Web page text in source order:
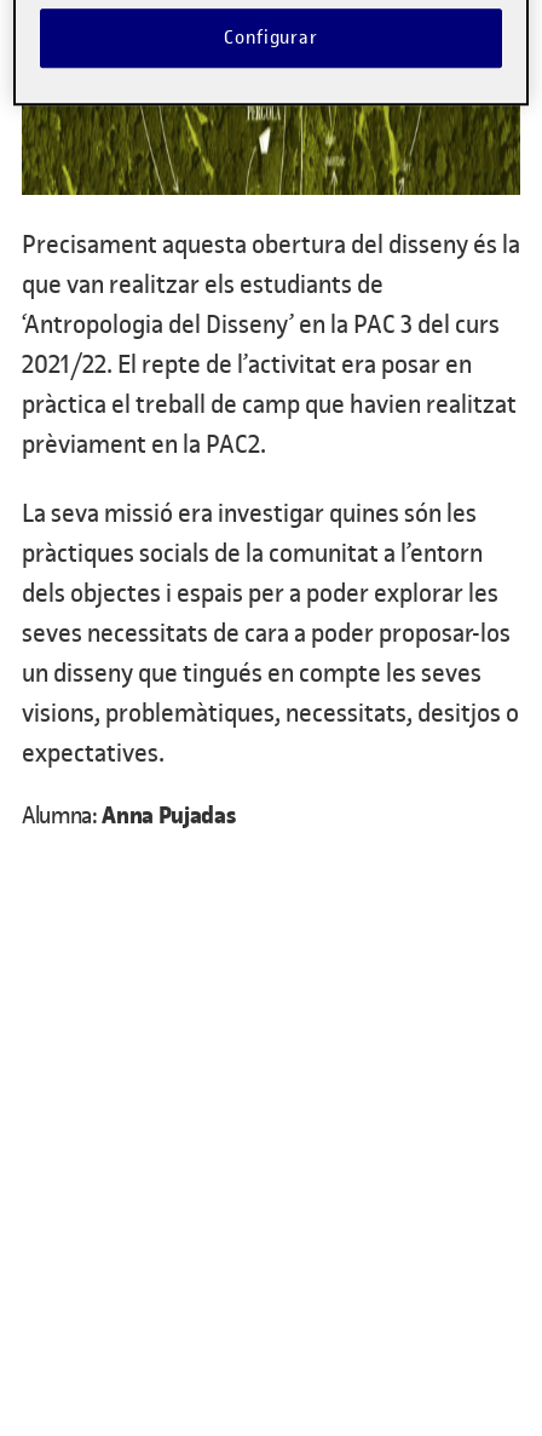
Precisament aquesta obertura del disseny és la
que van realitzar els estudiants de
‘Antropologia del Disseny’ en la PAC 3 del curs
2021/22. El repte de l’activitat era posar en
pràctica el treball de camp que havien realitzat
prèviament en la PAC2.
La seva missió era investigar quines són les
pràctiques socials de la comunitat a l’entorn
dels objectes i espais per a poder explorar les
seves necessitats de cara a poder proposar-los
un disseny que tingués en compte les seves
visions, problemàtiques, necessitats, desitjos o
expectatives.
Alumna:Anna Pujadas
Configurar